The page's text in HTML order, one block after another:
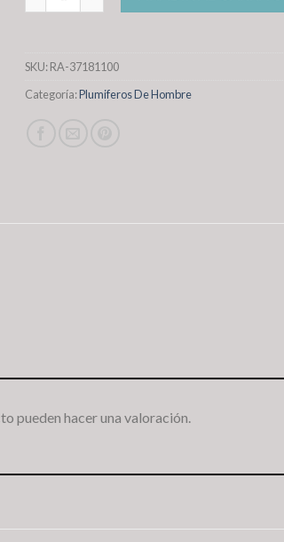
SKU:RA-37181100
Categoría:Plumiferos De Hombre
pueden hacer una valoración.